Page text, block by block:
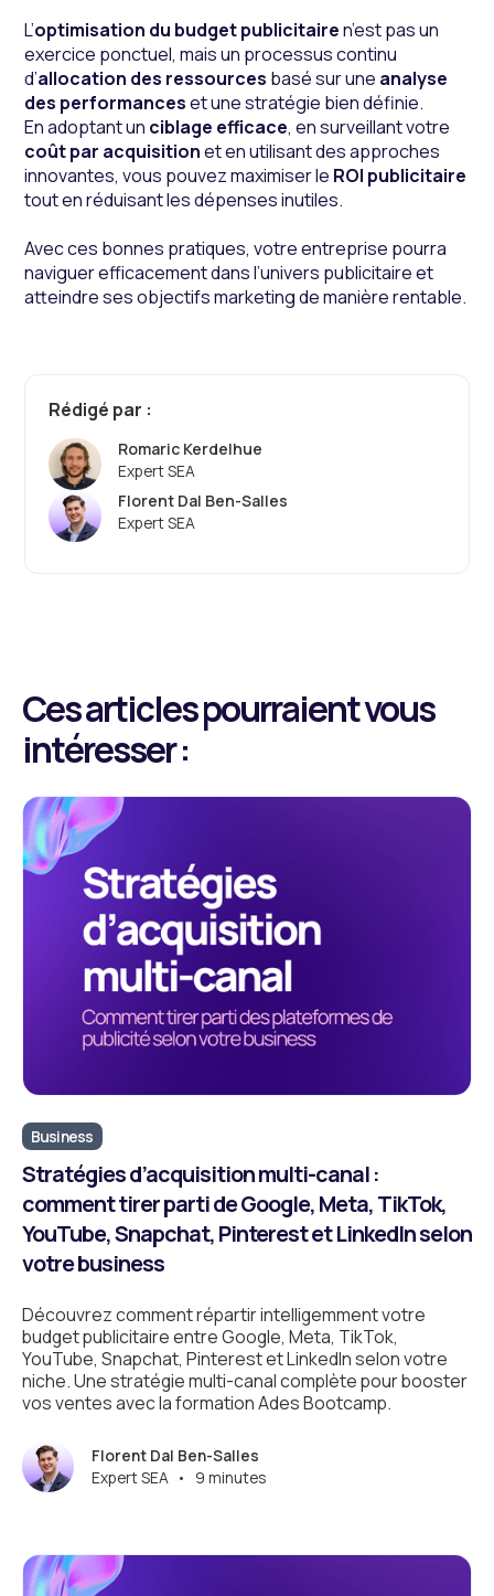
Rédigé par :
Romaric Kerdelhue
Expert SEA
Florent Dal Ben-Salles
Expert SEA
L’optimisation du budget publicitairen’est pas un
exercice ponctuel, mais un processus continu
d’allocation des ressources basé sur une analyse
des performanceset une stratégie bien définie.
En adoptant un ciblage efficace, en surveillant votre
coût par acquisitionet en utilisant des approches
innovantes, vous pouvez maximiser le ROI publicitaire
tout en réduisant les dépenses inutiles.
Avec ces bonnes pratiques, votre entreprise pourra
naviguer efficacement dans l’univers publicitaire et
atteindre ses objectifs marketing de manière rentable.
Ces articles pourraient vous
intéresser :
Business
Stratégies d’acquisition multi-canal :
comment tirer parti de Google, Meta, TikTok,
YouTube, Snapchat, Pinterest et LinkedIn selon
votre business
Découvrez comment répartir intelligemment votre
budget publicitaire entre Google, Meta, TikTok,
YouTube, Snapchat, Pinterest et LinkedIn selon votre
niche. Une stratégie multi-canal complète pour booster
vos ventes avec la formation Ades Bootcamp.
Florent Dal Ben-Salles
Expert SEA • 9 minutes